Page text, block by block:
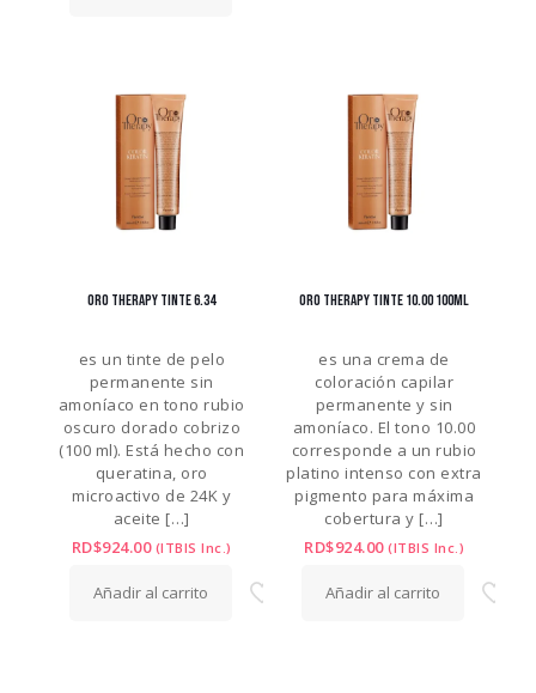
ORO THERAPY TINTE 6.34
es un tinte de pelo
permanente sin
amoníaco en tono rubio
oscuro dorado cobrizo
(100 ml). Está hecho con
queratina, oro
microactivo de 24K y
aceite […]
RD$924.00 (ITBIS Inc.)
Añadir al carrito
ORO THERAPY TINTE 10.00 100ML
es una crema de
coloración capilar
permanente y sin
amoníaco. El tono 10.00
corresponde a un rubio
platino intenso con extra
pigmento para máxima
cobertura y […]
RD$924.00 (ITBIS Inc.)
Añadir al carrito